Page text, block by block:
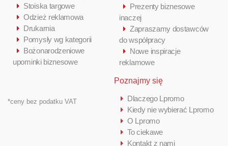
Stoiska targowe
Odzież reklamowa
Drukarnia
Pomysły wg kategorii
Bożonarodzeniowe
upominki biznesowe
*ceny bez podatku VAT
Prezenty biznesowe
inaczej
Zapraszamy dostawców
do współpracy
Nowe inspiracje
reklamowe
Poznajmy się
Dlaczego Lpromo
Kiedy nie wybierać Lpromo
O Lpromo
To ciekawe
Kontakt z nami